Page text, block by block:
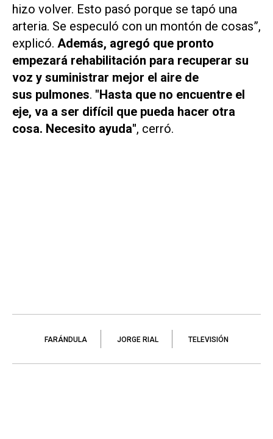
hizo volver. Esto pasó porque se tapó una
arteria. Se especuló con un montón de cosas”,
explicó. Además, agregó que pronto
empezará rehabilitación para recuperar su
voz y suministrar mejor el aire de
sus pulmones. "Hasta que no encuentre el
eje, va a ser difícil que pueda hacer otra
cosa. Necesito ayuda", cerró.
FARÁNDULA JORGE RIAL TELEVISIÓN